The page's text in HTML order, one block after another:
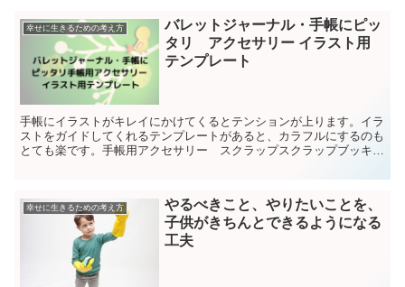
幸せに生きるための考え方
バレットジャーナル・手帳にピッ
タリ アクセサリー イラスト用
テンプレート
手帳にイラストがキレイにかけてくるとテンションが上ります。イラ
ストをガイドしてくれるテンプレートがあると、カラフルにするのも
とても楽です。手帳用アクセサリー スクラップスクラップブッキン
幸せに生きるための考え方
やるべきこと、やりたいことを、
子供がきちんとできるようになる
工夫